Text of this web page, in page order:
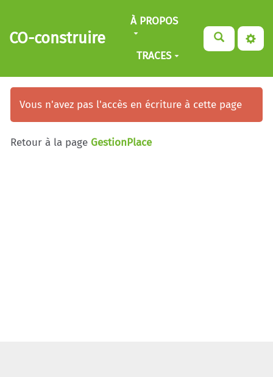
Aller au contenu principal
CO-construire
À PROPOS
TRACES
Vous n'avez pas l'accès en écriture à cette page
Retour à la page GestionPlace